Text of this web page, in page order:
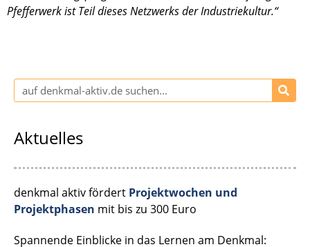
Pfeffer­werk ist Teil dieses Netzwerks der Indus­trie­kul­tur.“
Aktuelles
denkmal aktiv fördert Projektwochen und
Projektphasen mit bis zu 300 Euro
Spannende Einblicke in das Lernen am Denkmal: